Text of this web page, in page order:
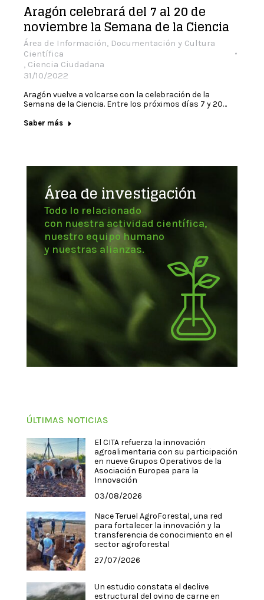
Aragón celebrará del 7 al 20 de
noviembre la Semana de la Ciencia
Área de Información, Documentación y Cultura
Científica
, Ciencia Ciudadana
31/10/2022
Aragón vuelve a volcarse con la celebración de la
Semana de la Ciencia. Entre los próximos días 7 y 20…
Saber más
Área de investigación
Todo lo relacionado
con nuestra actividad científica,
nuestro equipo humano
y nuestras alianzas.
ÚLTIMAS NOTICIAS
El CITA refuerza la innovación
agroalimentaria con su participación
en nueve Grupos Operativos de la
Asociación Europea para la
Innovación
03/08/2026
Nace Teruel AgroForestal, una red
para fortalecer la innovación y la
transferencia de conocimiento en el
sector agroforestal
27/07/2026
Un estudio constata el declive
estructural del ovino de carne en